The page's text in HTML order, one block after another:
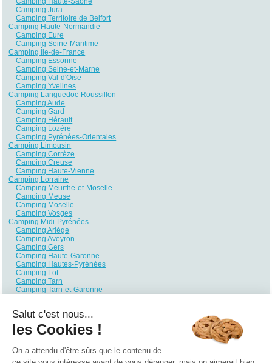
Camping Jura
Camping Territoire de Belfort
Camping Haute-Normandie
Camping Eure
Camping Seine-Maritime
Camping Île-de-France
Camping Essonne
Camping Seine-et-Marne
Camping Val-d'Oise
Camping Yvelines
Camping Languedoc-Roussillon
Camping Aude
Camping Gard
Camping Hérault
Camping Lozère
Camping Pyrénées-Orientales
Camping Limousin
Camping Corrèze
Camping Creuse
Camping Haute-Vienne
Camping Lorraine
Camping Meurthe-et-Moselle
Camping Meuse
Camping Moselle
Camping Vosges
Camping Midi-Pyrénées
Camping Ariège
Camping Aveyron
Camping Gers
Camping Haute-Garonne
Camping Hautes-Pyrénées
Camping Lot
Camping Tarn
Camping Tarn-et-Garonne
Camping Pas-de-Calais
Camping Pays de la Loire
Camping Loire-Atlantique
Camping Mayenne
Camping Sarthe
Salut c'est nous...
les Cookies !
On a attendu d'être sûrs que le contenu de